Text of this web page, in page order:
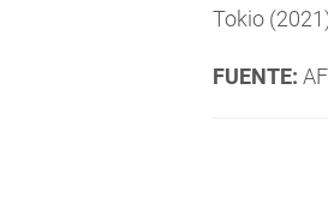
Tokio
FUENTE: